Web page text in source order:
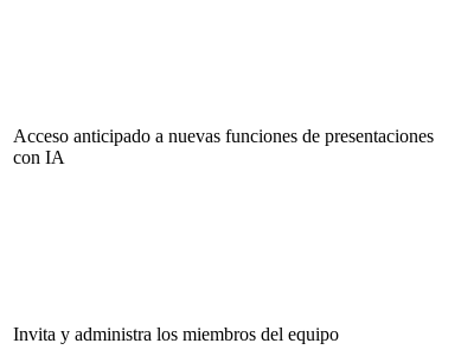
Acceso anticipado a nuevas funciones de presentaciones
con IA
Invita y administra los miembros del equipo